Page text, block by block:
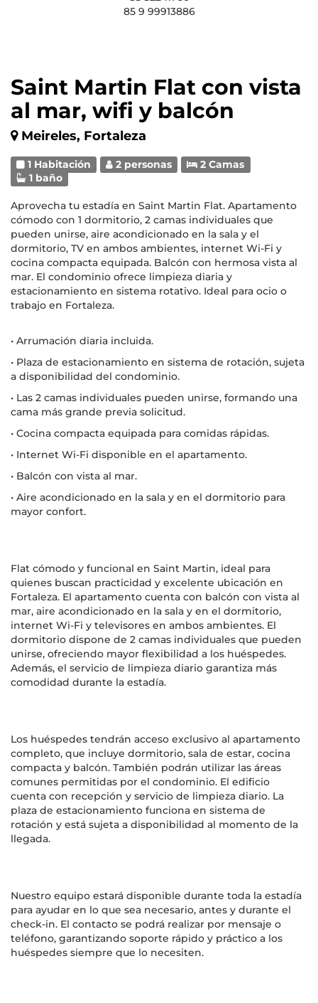
Saint Martin Flat con vista
al mar, wifi y balcón
Meireles, Fortaleza
1 Habitación 2 personas
2 Camas
1 baño
Aprovecha tu estadía en Saint Martin Flat. Apartamento
cómodo con 1 dormitorio, 2 camas individuales que
pueden unirse, aire acondicionado en la sala y el
dormitorio, TV en ambos ambientes, internet Wi-Fi y
cocina compacta equipada. Balcón con hermosa vista al
mar. El condominio ofrece limpieza diaria y
estacionamiento en sistema rotativo. Ideal para ocio o
trabajo en Fortaleza.
• Arrumación diaria incluida.
• Plaza de estacionamiento en sistema de rotación, sujeta
a disponibilidad del condominio.
• Las 2 camas individuales pueden unirse, formando una
cama más grande previa solicitud.
• Cocina compacta equipada para comidas rápidas.
• Internet Wi-Fi disponible en el apartamento.
• Balcón con vista al mar.
• Aire acondicionado en la sala y en el dormitorio para
mayor confort.
Flat cómodo y funcional en Saint Martin, ideal para
quienes buscan practicidad y excelente ubicación en
Fortaleza. El apartamento cuenta con balcón con vista al
mar, aire acondicionado en la sala y en el dormitorio,
internet Wi-Fi y televisores en ambos ambientes. El
dormitorio dispone de 2 camas individuales que pueden
unirse, ofreciendo mayor flexibilidad a los huéspedes.
Además, el servicio de limpieza diario garantiza más
comodidad durante la estadía.
Los huéspedes tendrán acceso exclusivo al apartamento
completo, que incluye dormitorio, sala de estar, cocina
compacta y balcón. También podrán utilizar las áreas
comunes permitidas por el condominio. El edificio
cuenta con recepción y servicio de limpieza diario. La
plaza de estacionamiento funciona en sistema de
rotación y está sujeta a disponibilidad al momento de la
llegada.
Nuestro equipo estará disponible durante toda la estadía
para ayudar en lo que sea necesario, antes y durante el
check-in. El contacto se podrá realizar por mensaje o
teléfono, garantizando soporte rápido y práctico a los
huéspedes siempre que lo necesiten.
85 9 99913886